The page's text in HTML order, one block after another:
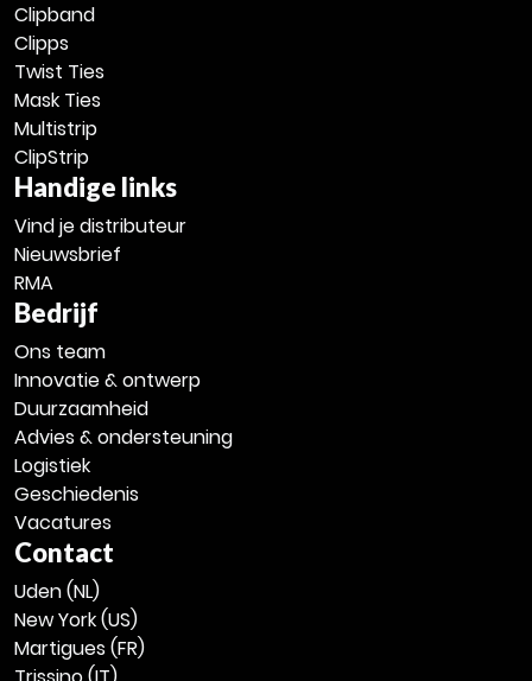
Clipband
Clipps
Twist Ties
Mask Ties
Multistrip
ClipStrip
Handige links
Vind je distributeur
Nieuwsbrief
RMA
Bedrijf
Ons team
Innovatie & ontwerp
Duurzaamheid
Advies & ondersteuning
Logistiek
Geschiedenis
Vacatures
Contact
Uden (NL)
New York (US)
Martigues (FR)